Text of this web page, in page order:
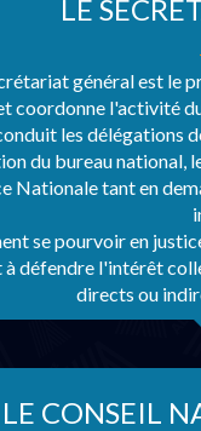
LE
général est le
coordonne l'activité
les délégations
du bureau national,
Nationale tant en
se pourvoir en
défendre l'intérêt
directs ou
LE CONSEIL